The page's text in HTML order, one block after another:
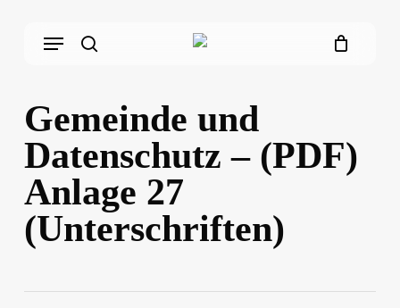
Menu
Gemeinde und
Datenschutz – (PDF)
Anlage 27
(Unterschriften)